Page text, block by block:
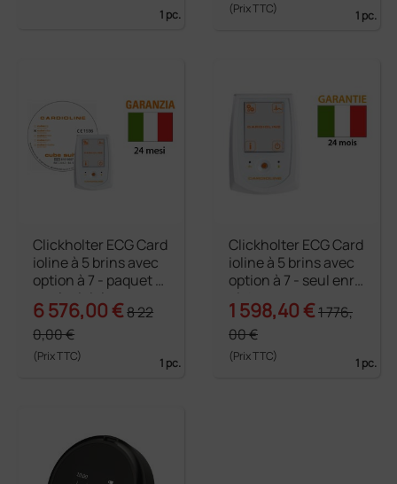
1 pc.
(Prix TTC) 1 pc.
Clickholter ECG Card
ioline à 5 brins avec
option à 7 - paquet a
vec logiciel
6 576,00 €8 22
0,00 €
(Prix TTC) 1 pc.
Clickholter ECG Card
ioline à 5 brins avec
option à 7 - seul enre
gistreur
1 598,40 €1 776,
00 €
(Prix TTC) 1 pc.